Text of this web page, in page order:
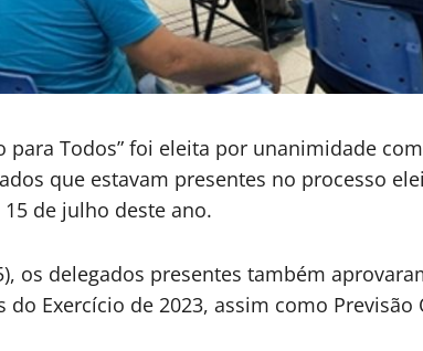
para Todos” foi eleita por unanimidade
que estavam presentes no processo
de julho deste ano.
os delegados presentes também
Exercício de 2023, assim como Previsão